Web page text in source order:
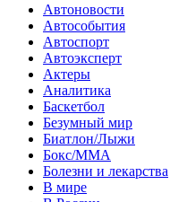
Автоновости
Автособытия
Автоспорт
Автоэксперт
Актеры
Аналитика
Баскетбол
Безумный мир
Биатлон/Лыжи
Бокс/MMA
Болезни и лекарства
В мире